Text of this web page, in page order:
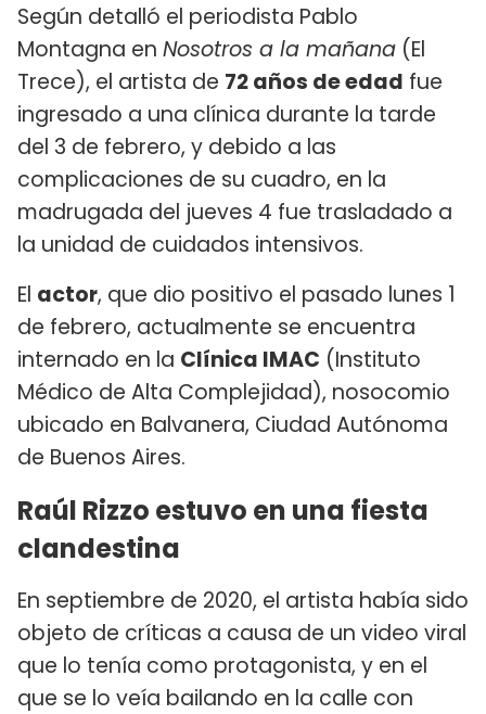
Según detalló el periodista Pablo
Montagna en Nosotros a la mañana (El
Trece), el artista de 72 años de edad fue
ingresado a una clínica durante la tarde
del 3 de febrero, y debido a las
complicaciones de su cuadro, en la
madrugada del jueves 4 fue trasladado a
la unidad de cuidados intensivos.
El actor, que dio positivo el pasado lunes 1
de febrero, actualmente se encuentra
internado en la Clínica IMAC (Instituto
Médico de Alta Complejidad), nosocomio
ubicado en Balvanera, Ciudad Autónoma
de Buenos Aires.
Raúl Rizzo estuvo en una fiesta
clandestina
En septiembre de 2020, el artista había sido
objeto de críticas a causa de un video viral
que lo tenía como protagonista, y en el
que se lo veía bailando en la calle con